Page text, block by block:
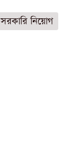
সরকারি নিয়োগ